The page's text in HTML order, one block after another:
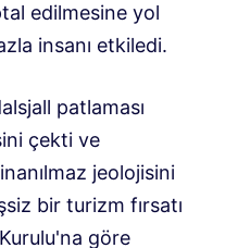
edilmesine yol
insanı etkiledi.
patlaması
çekti ve
jeolojisini
bir turizm fırsatı
göre